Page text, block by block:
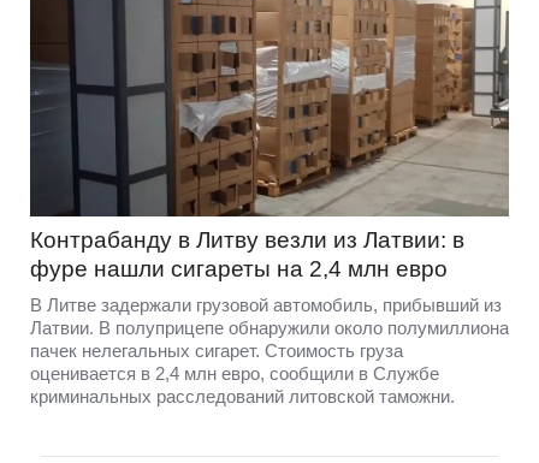
Контрабанду в Литву везли из Латвии: в
фуре нашли сигареты на 2,4 млн евро
В Литве задержали грузовой автомобиль, прибывший из
Латвии. В полуприцепе обнаружили около полумиллиона
пачек нелегальных сигарет. Стоимость груза
оценивается в 2,4 млн евро, сообщили в Службе
криминальных расследований литовской таможни.